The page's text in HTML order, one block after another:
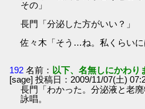
その」
長門「分泌した方がいい？」
佐々木「そう…ね。私くらいに
192 名前： 以下、名無しにかわり
[sage] 投稿日：2009/11/07(土)
長門「わかった。分泌液と老
詠唱。